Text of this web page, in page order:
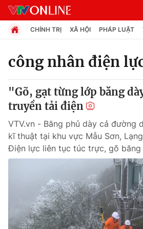
Chuyên mục
Chính trị
Xã hội
Pháp luật
Thế giới
CHÍNH TRỊ XÃ HỘI PHÁP LUẬT
công nhân điện
"Gõ, gạt từng lớp băng
truyền tải điện
VTV.vn - Băng phủ dày cả đường
kĩ thuật tại khu vực Mẫu Sơn,
Điện lực liên tục túc trực, gõ băng